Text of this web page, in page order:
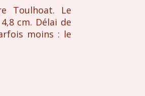
Toulhoat. Le
cm. Délai de
moins : le